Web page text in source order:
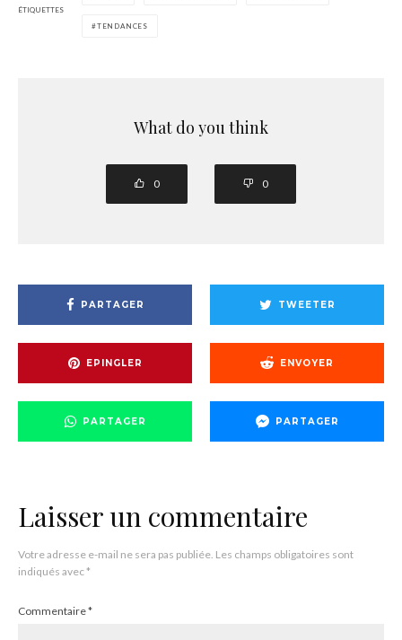
ÉTIQUETTES
TENDANCES
What do you think
0 0
PARTAGER TWEETER
EPINGLER ENVOYER
PARTAGER PARTAGER
Laisser un commentaire
Votre adresse e-mail ne sera pas publiée. Les champs obligatoires sont
indiqués avec*
Commentaire*